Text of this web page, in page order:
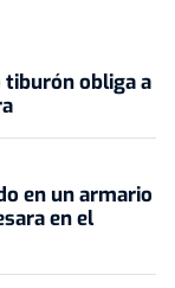
tiburón obliga a
en un armario
en el